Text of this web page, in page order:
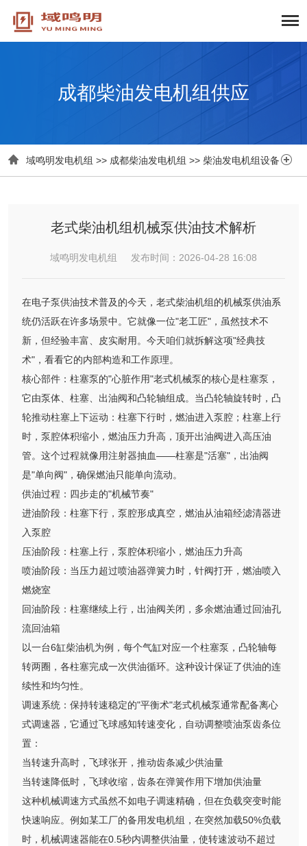
成都柴油发电机组供应
 域鸣明发电机组 >> 成都柴油发电机组 >> 柴油发电机组设备
老式柴油机组机械泵供油技术解析
域鸣明发电机组 发布时间：2026-04-28 16:08
在电子泵供油技术普及的今天，老式柴油机组的机械泵供油系
统仍活跃在许多场景中。它就像一位"老工匠"，虽然技术不
新，但经验丰富、皮实耐用。今天咱们就拆解这项"经典技
术"，看看它的内部构造和工作原理。
核心部件：柱塞泵的"心脏作用"老式机械泵的核心是柱塞泵，
它由泵体、柱塞、出油阀和凸轮轴组成。当凸轮轴旋转时，凸
轮推动柱塞上下运动：柱塞下行时，燃油进入泵腔；柱塞上行
时，泵腔体积缩小，燃油压力升高，顶开出油阀进入高压油
管。这个过程就像用注射器抽血——柱塞是"活塞"，出油阀
是"单向阀"，确保燃油只能单向流动。
供油过程：四步走的"机械节奏"
进油阶段：柱塞下行，泵腔形成真空，燃油从油箱经滤清器进
入泵腔
压油阶段：柱塞上行，泵腔体积缩小，燃油压力升高
喷油阶段：当压力超过喷油器弹簧力时，针阀打开，燃油喷入
燃烧室
回油阶段：柱塞继续上行，出油阀关闭，多余燃油通过回油孔
流回油箱
以一台6缸柴油机为例，每个气缸对应一个柱塞泵，凸轮轴每
转两圈，各柱塞完成一次供油循环。这种设计保证了供油的连
续性和均匀性。
调速系统：保持转速稳定的"平衡术"老式机械泵通常配备离心
式调速器，它通过飞球感知转速变化，自动调整喷油泵齿条位
置：
当转速升高时，飞球张开，推动齿条减少供油量
当转速降低时，飞球收缩，齿条在弹簧作用下增加供油量
这种机械调速方式虽然不如电子调速精确，但在负载突变时能
快速响应。例如某工厂的备用发电机组，在突然加载50%负载
时，机械调速器能在0.5秒内调整供油量，使转速波动不超过